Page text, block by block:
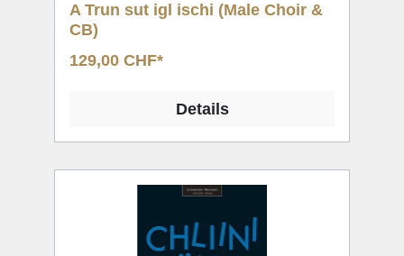
A Trun sut igl ischi (Male Choir &
CB)
129,00 CHF*
Details